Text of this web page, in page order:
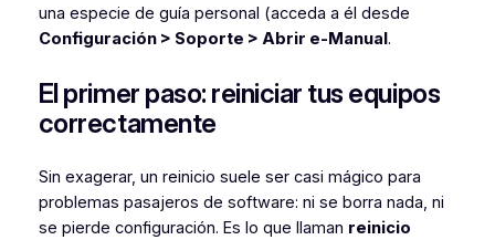
una especie de guía personal (acceda a él desde
Configuración > Soporte > Abrir e-Manual.
El primer paso: reiniciar tus equipos
correctamente
Sin exagerar, un reinicio suele ser casi mágico para
problemas pasajeros de software: ni se borra nada, ni
se pierde configuración. Es lo que llaman reinicio